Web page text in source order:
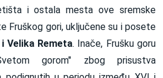
i ostala mesta ove sremske
Fruškog gori, uključene su i posete
Velika Remeta. Inače, Frušku goru
gorom" zbog prisustva